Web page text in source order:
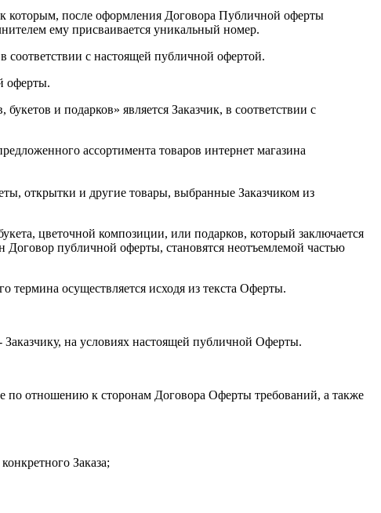
к которым, после оформления Договора Публичной оферты
ему присваивается уникальный номер.
соответствии с настоящей публичной офертой.
оферты.
и подарков» является Заказчик, в соответствии с
ассортимента товаров интернет магазина
открытки и другие товары, выбранные Заказчиком из
цветочной композиции, или подарков, который заключается
публичной оферты, становятся неотъемлемой частью
осуществляется исходя из текста Оферты.
Заказчику, на условиях настоящей публичной Оферты.
по отношению к сторонам Договора Оферты требований, а также
Заказа;